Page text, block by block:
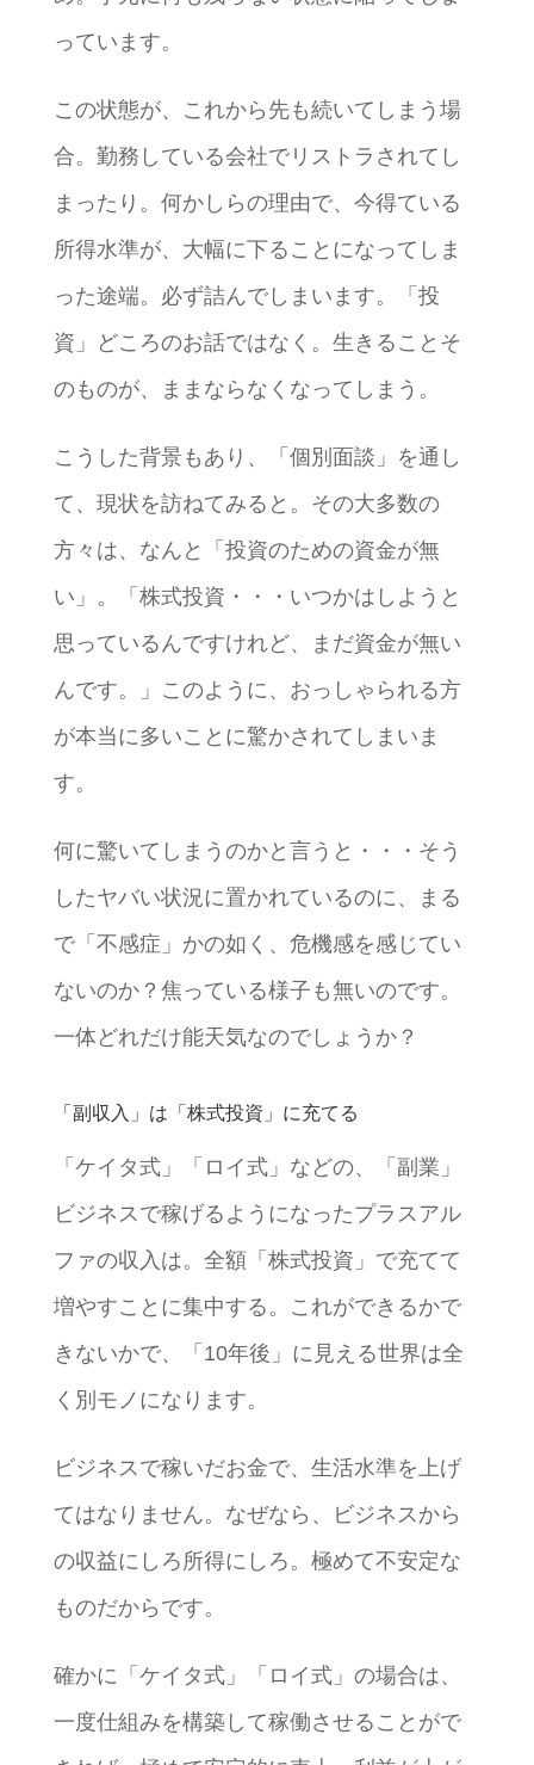
っています。
この状態が、これから先も続いてしまう場
合。勤務している会社でリストラされてし
まったり。何かしらの理由で、今得ている
所得水準が、大幅に下ることになってしま
った途端。必ず詰んでしまいます。「投
資」どころのお話ではなく。生きることそ
のものが、ままならなくなってしまう。
こうした背景もあり、「個別面談」を通し
て、現状を訪ねてみると。その大多数の
方々は、なんと「投資のための資金が無
い」。「株式投資・・・いつかはしようと
思っているんですけれど、まだ資金が無い
んです。」このように、おっしゃられる方
が本当に多いことに驚かされてしまいま
す。
何に驚いてしまうのかと言うと・・・そう
したヤバい状況に置かれているのに、まる
で「不感症」かの如く、危機感を感じてい
ないのか？焦っている様子も無いのです。
一体どれだけ能天気なのでしょうか？
「副収入」は「株式投資」に充てる
「ケイタ式」「ロイ式」などの、「副業」
ビジネスで稼げるようになったプラスアル
ファの収入は。全額「株式投資」で充てて
増やすことに集中する。これができるかで
きないかで、「10年後」に見える世界は全
く別モノになります。
ビジネスで稼いだお金で、生活水準を上げ
てはなりません。なぜなら、ビジネスから
の収益にしろ所得にしろ。極めて不安定な
ものだからです。
確かに「ケイタ式」「ロイ式」の場合は、
一度仕組みを構築して稼働させることがで